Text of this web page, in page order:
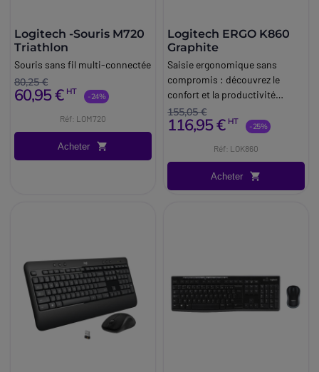
Logitech -Souris M720
Triathlon
Souris sans fil multi-connectée
80,25 €
60,95 € HT -24%
Réf: LOM720
Acheter
Logitech ERGO K860
Graphite
Saisie ergonomique sans
compromis : découvrez le
confort et la productivité
Logitech !
155,05 €
116,95 € HT -25%
Réf: LOK860
Acheter